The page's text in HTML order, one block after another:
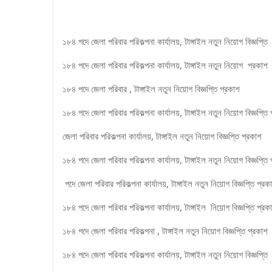
১৮৪ পদে জেলা পরিবার পরিকল্পনা কার্যালয়, টাঙ্গাইল নতুন নিয়োগ বিজ্ঞপ্তি
১৮৪ পদে জেলা পরিবার পরিকল্পনা কার্যালয়, টাঙ্গাইল নতুন নিয়োগ প্রকাশ
১৮৪ পদে জেলা পরিবার , টাঙ্গাইল নতুন নিয়োগ বিজ্ঞপ্তি প্রকাশ
১৮৪ পদে জেলা পরিবার পরিকল্পনা কার্যালয়, টাঙ্গাইল নতুন নিয়োগ
জেলা পরিবার পরিকল্পনা কার্যালয়, টাঙ্গাইল নতুন নিয়োগ বিজ্ঞপ্তি প্রকাশ
১৮৪ পদে জেলা পরিবার পরিকল্পনা কার্যালয়, টাঙ্গাইল নতুন নিয়োগ
পদে জেলা পরিবার পরিকল্পনা কার্যালয়, টাঙ্গাইল নতুন নিয়োগ বিজ্ঞপ্তি
১৮৪ পদে জেলা পরিবার পরিকল্পনা কার্যালয়, টাঙ্গাইল নিয়োগ বিজ্ঞপ্তি
১৮৪ পদে জেলা পরিবার পরিকল্পনা , টাঙ্গাইল নতুন নিয়োগ বিজ্ঞপ্তি প্রকাশ
১৮৪ পদে জেলা পরিবার পরিকল্পনা কার্যালয়, টাঙ্গাইল নতুন নিয়োগ বিজ্ঞপ্তি